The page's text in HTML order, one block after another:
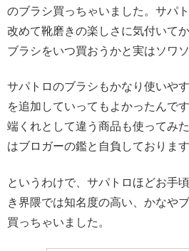
のブラシ買っちゃいました。サパ
改めて靴磨きの楽しさに気付いて
ブラシをいつ買おうかと実はソワ
サパトロのブラシもかなり使いや
を追加していってもよかったんで
端くれとして違う商品も使ってみ
はブロガーの鑑と自負しております
というわけで、サパトロほどお手
き界隈では知名度の高い、かなや
買っちゃいました。